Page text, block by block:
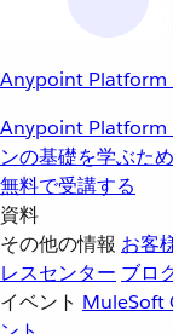
Anypoint Platform
Anypoint Platform
ンの基礎を学ぶた
無料で受講する
資料
その他の情報 お客
レスセンター ブロ
イベント MuleSoft